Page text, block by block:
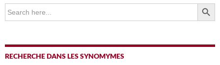
Search
for:
SEARCH
RECHERCHE DANS LES SYNOMYMES